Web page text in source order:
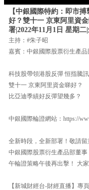
【中銀國際特約：即市
好？雙十一 京東阿里資
署|2022年11月1日 星期
主持：#朱子昭
嘉賓：中銀國際股票衍生產品
科技股帶領港股反彈 恒指騰
雙十一 京東阿里資金睇好？
比亞迪季績好反彈望幾多？
中銀國際輪證網站：https://
全新時段，全新部署！敬請
中銀國際股票衍生產品部董
午輪證策略午後再出擊！ 大
【新城財經台-財經直播】專